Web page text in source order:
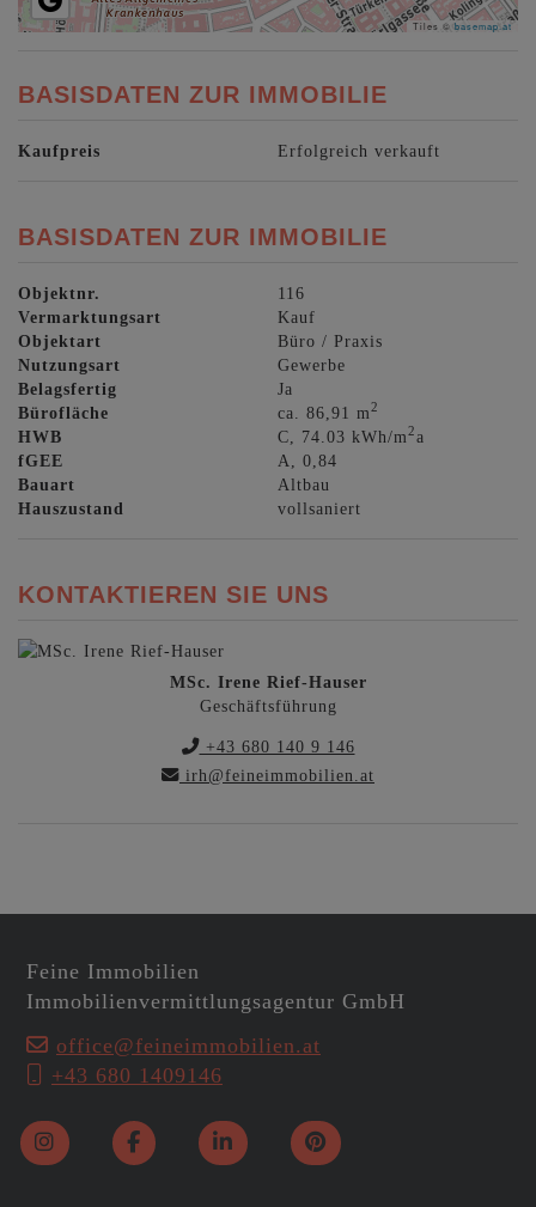
Tiles © basemap.at
BASISDATEN ZUR IMMOBILIE
Kaufpreis Erfolgreich verkauft
BASISDATEN ZUR IMMOBILIE
Objektnr.
116
Vermarktungsart
Kauf
Objektart
Büro / Praxis
Nutzungsart
Gewerbe
Belagsfertig
Ja
Bürofläche
ca. 86,91 m2
HWB C, 74.03 kWh/m2a
fGEE
A, 0,84
Bauart
Altbau
Hauszustand
vollsaniert
KONTAKTIEREN SIE UNS
MSc. Irene Rief-Hauser
Geschäftsführung
+43 680 140 9 146
irh@feineimmobilien.at
Feine Immobilien
Immobilienvermittlungsagentur GmbH
office@feineimmobilien.at
+43 680 1409146